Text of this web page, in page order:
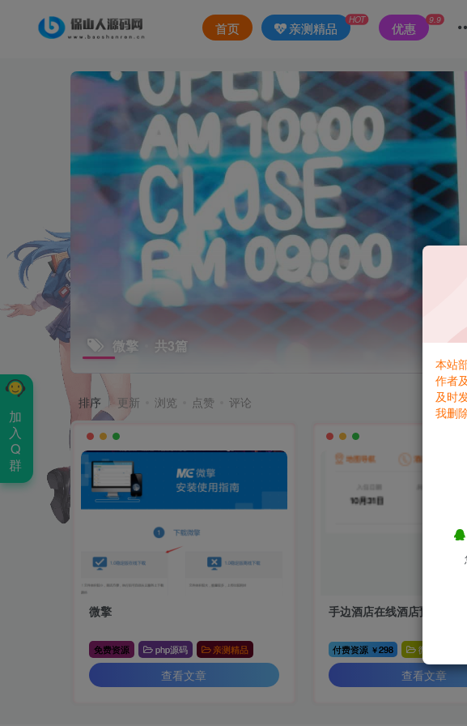
首页 亲测精品
HOT
优惠
9.9
微擎 共3篇
排序 更新 浏览 点赞 评论
微擎
免费资源 php源码 亲测精品
查看文章
手边酒店在线酒店预订小程
付费资源 ￥298 微信小程序
查看文章
本站
作者
及时
我删
加
入
Q
群